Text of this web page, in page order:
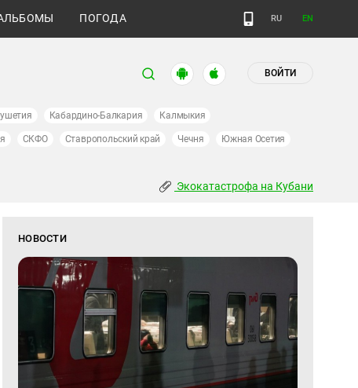
ПОГОДА RU EN
ВОЙТИ
Кабардино-Балкария Калмыкия
СКФО Ставропольский край Чечня Южная Осетия
Экокатастрофа на Кубани
НОВОСТИ